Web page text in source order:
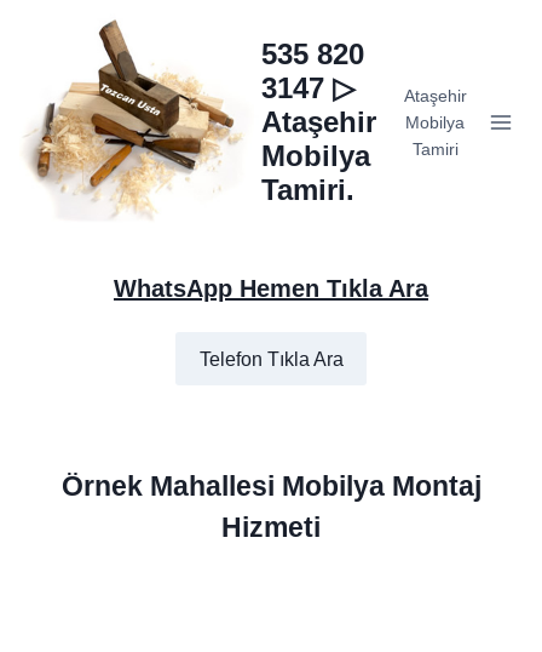
535 820
3147 ▷
Ataşehir
Mobilya
Tamiri.
Ataşehir
Mobilya
Tamiri
WhatsApp Hemen Tıkla Ara
Telefon Tıkla Ara
Örnek Mahallesi Mobilya Montaj
Hizmeti